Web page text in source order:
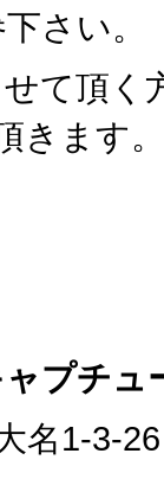
さい。
て頂く
きます。
プチュ
名1-3-